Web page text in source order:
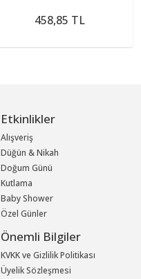
458,85 TL
Etkinlikler
Alışveriş
Düğün & Nikah
Doğum Günü
Kutlama
Baby Shower
Özel Günler
Önemli Bilgiler
KVKK ve Gizlilik Politikası
Üyelik Sözleşmesi